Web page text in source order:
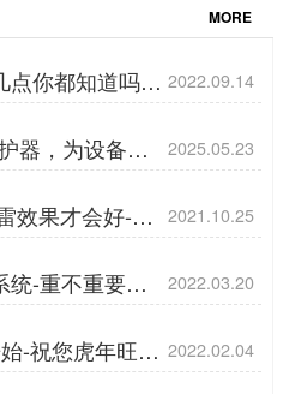
MORE
你都知道吗
2022.09.14
器，为设备安
…
2025.05.23
效果才会好-立
雷】…
2021.10.25
统-重不重要看
2022.03.20
-祝您虎年旺旺 2022.02.04